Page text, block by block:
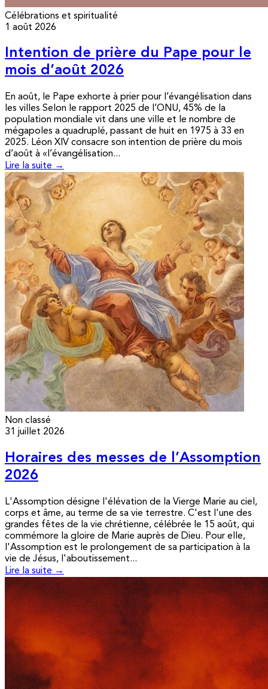
Célébrations et spiritualité
1 août 2026
Intention de prière du Pape pour le
mois d’août 2026
En août, le Pape exhorte à prier pour l’évangélisation dans
les villes Selon le rapport 2025 de l’ONU, 45% de la
population mondiale vit dans une ville et le nombre de
mégapoles a quadruplé, passant de huit en 1975 à 33 en
2025. Léon XIV consacre son intention de prière du mois
d’août à «l’évangélisation...
Lire la suite →
Non classé
31 juillet 2026
Horaires des messes de l’Assomption
2026
L'Assomption désigne l'élévation de la Vierge Marie au ciel,
corps et âme, au terme de sa vie terrestre. C'est l'une des
grandes fêtes de la vie chrétienne, célébrée le 15 août, qui
commémore la gloire de Marie auprès de Dieu. Pour elle,
l'Assomption est le prolongement de sa participation à la
vie de Jésus, l'aboutissement...
Lire la suite →